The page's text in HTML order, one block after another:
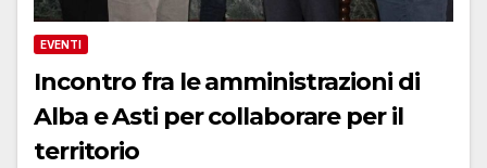
EVENTI
Incontro fra le amministrazioni di
Alba e Asti per collaborare per il
territorio